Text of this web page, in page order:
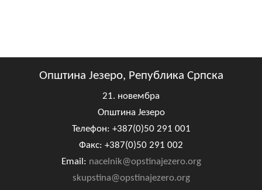
Општина Језеро, Република Српска
21. новембра
Општина Језеро
Телефон: +387(0)50 291 001
Факс: +387(0)50 291 002
Email: nacelnik@opstinajezero.org
skupstina@opstinajezero.org